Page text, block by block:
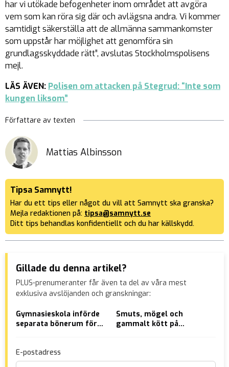
har vi utökade befogenheter inom området att avgöra
vem som kan röra sig där och avlägsna andra. Vi kommer
samtidigt säkerställa att de allmänna sammankomster
som uppstår har möjlighet att genomföra sin
grundlagsskyddade rätt”, avslutas Stockholmspolisens
mejl.
LÄS ÄVEN: Polisen om attacken på Stegrud: “Inte som
kungen liksom”
Författare av texten
Mattias Albinsson
Tipsa Samnytt!
Har du ett tips eller något du vill att Samnytt ska granska?
Mejla redaktionen på: tipsa@samnytt.se
Ditt tips behandlas konfidentiellt och du har källskydd.
Gillade du denna artikel?
PLUS-prenumeranter får även ta del av våra mest
exklusiva avslöjanden och granskningar:
Gymnasieskola införde
separata bönerum för
Smuts, mögel och
gammalt kött på
E-postadress